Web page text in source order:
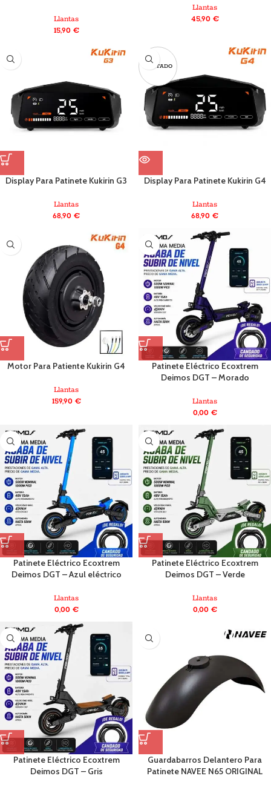
Llantas
15,90 €
Llantas
45,90 €
Display Para Patinete Kukirin G3
Llantas
68,90 €
AGOTADO
Display Para Patinete Kukirin G4
Llantas
68,90 €
Motor Para Patiente Kukirin G4
Llantas
159,90 €
Patinete Eléctrico Ecoxtrem
Deimos DGT – Morado
Llantas
0,00 €
Patinete Eléctrico Ecoxtrem
Deimos DGT – Azul eléctrico
Llantas
0,00 €
Patinete Eléctrico Ecoxtrem
Deimos DGT – Verde
Llantas
0,00 €
Patinete Eléctrico Ecoxtrem
Deimos DGT – Gris
Guardabarros Delantero Para
Patinete NAVEE N65 ORIGINAL